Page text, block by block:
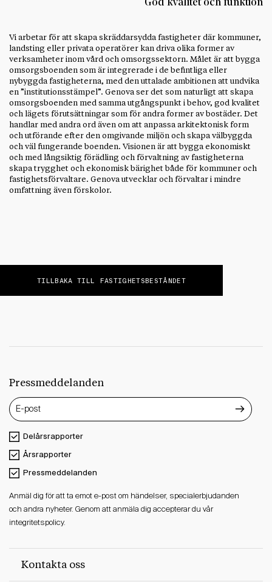
God kvalitet och funktion
Vi arbetar för att skapa skräddarsydda fastigheter där kommuner,
landsting eller privata operatörer kan driva olika former av
verksamheter inom vård och omsorgssektorn. Målet är att bygga
omsorgsboenden som är integrerade i de befintliga eller
nybyggda fastigheterna, med den uttalade ambitionen att undvika
en ”institutionsstämpel”. Genova ser det som naturligt att skapa
omsorgsboenden med samma utgångspunkt i behov, god kvalitet
och lägets förutsättningar som för andra former av bostäder. Det
handlar med andra ord även om att anpassa arkitektonisk form
och utförande efter den omgivande miljön och skapa välbyggda
och väl fungerande boenden. Visionen är att bygga ekonomiskt
och med långsiktig förädling och förvaltning av fastigheterna
skapa trygghet och ekonomisk bärighet både för kommuner och
fastighetsförvaltare. Genova utvecklar och förvaltar i mindre
omfattning även förskolor.
TILLBAKA TILL FASTIGHETSBESTÅNDET
Pressmeddelanden
Delårsrapporter
Årsrapporter
Pressmeddelanden
Anmäl dig för att ta emot e-post om händelser, specialerbjudanden
och andra nyheter. Genom att anmäla dig accepterar du vår
integritetspolicy.
Kontakta oss